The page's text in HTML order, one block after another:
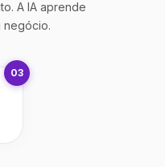
A IA aprende
negócio.
03